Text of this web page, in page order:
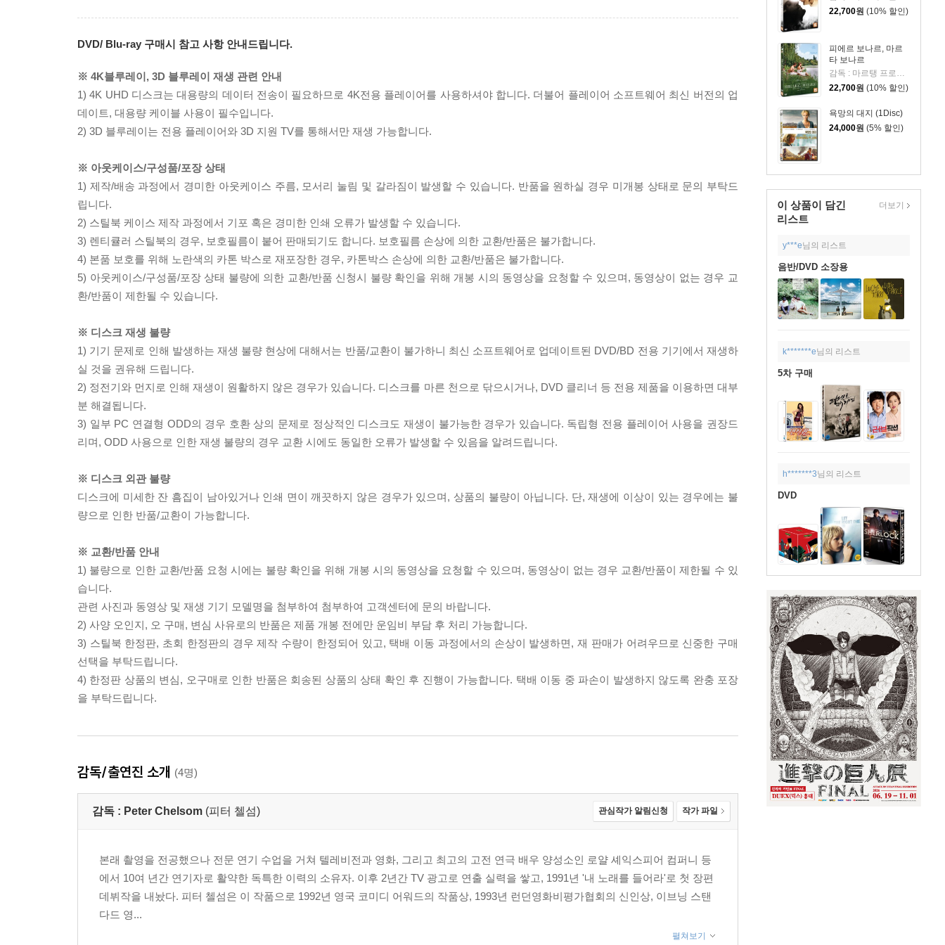
22,700원 (10% 할인)
피에르 보나르, 마르
타 보나르
감독 : 마르탱 프로보스트 출연 : 세실 드 프랑스, 빈센트 맥케인, 스테이시 마틴, 아누크 그랑베르
22,700원 (10% 할인)
욕망의 대지 (1Disc)
24,000원 (5% 할인)
이 상품이 담긴
리스트
더보기
y***e님의 리스트
음반/DVD 소장용
k*******e님의 리스트
5차 구매
h*******3님의 리스트
DVD
DVD/ Blu-ray 구매시 참고 사항 안내드립니다.
※ 4K블루레이, 3D 블루레이 재생 관련 안내
1) 4K UHD 디스크는 대용량의 데이터 전송이 필요하므로 4K전용 플레이어를 사용하셔야 합니다. 더불어 플레이어 소프트웨어 최신 버전의 업
데이트, 대용량 케이블 사용이 필수입니다.
2) 3D 블루레이는 전용 플레이어와 3D 지원 TV를 통해서만 재생 가능합니다.
※ 아웃케이스/구성품/포장 상태
1) 제작/배송 과정에서 경미한 아웃케이스 주름, 모서리 눌림 및 갈라짐이 발생할 수 있습니다. 반품을 원하실 경우 미개봉 상태로 문의 부탁드
립니다.
2) 스틸북 케이스 제작 과정에서 기포 혹은 경미한 인쇄 오류가 발생할 수 있습니다.
3) 렌티큘러 스틸북의 경우, 보호필름이 붙어 판매되기도 합니다. 보호필름 손상에 의한 교환/반품은 불가합니다.
4) 본품 보호를 위해 노란색의 카톤 박스로 재포장한 경우, 카톤박스 손상에 의한 교환/반품은 불가합니다.
5) 아웃케이스/구성품/포장 상태 불량에 의한 교환/반품 신청시 불량 확인을 위해 개봉 시의 동영상을 요청할 수 있으며, 동영상이 없는 경우 교
환/반품이 제한될 수 있습니다.
※ 디스크 재생 불량
1) 기기 문제로 인해 발생하는 재생 불량 현상에 대해서는 반품/교환이 불가하니 최신 소프트웨어로 업데이트된 DVD/BD 전용 기기에서 재생하
실 것을 권유해 드립니다.
2) 정전기와 먼지로 인해 재생이 원활하지 않은 경우가 있습니다. 디스크를 마른 천으로 닦으시거나, DVD 클리너 등 전용 제품을 이용하면 대부
분 해결됩니다.
3) 일부 PC 연결형 ODD의 경우 호환 상의 문제로 정상적인 디스크도 재생이 불가능한 경우가 있습니다. 독립형 전용 플레이어 사용을 권장드
리며, ODD 사용으로 인한 재생 불량의 경우 교환 시에도 동일한 오류가 발생할 수 있음을 알려드립니다.
※ 디스크 외관 불량
디스크에 미세한 잔 흠집이 남아있거나 인쇄 면이 깨끗하지 않은 경우가 있으며, 상품의 불량이 아닙니다. 단, 재생에 이상이 있는 경우에는 불
량으로 인한 반품/교환이 가능합니다.
※ 교환/반품 안내
1) 불량으로 인한 교환/반품 요청 시에는 불량 확인을 위해 개봉 시의 동영상을 요청할 수 있으며, 동영상이 없는 경우 교환/반품이 제한될 수 있
습니다.
관련 사진과 동영상 및 재생 기기 모델명을 첨부하여 첨부하여 고객센터에 문의 바랍니다.
2) 사양 오인지, 오 구매, 변심 사유로의 반품은 제품 개봉 전에만 운임비 부담 후 처리 가능합니다.
3) 스틸북 한정판, 초회 한정판의 경우 제작 수량이 한정되어 있고, 택배 이동 과정에서의 손상이 발생하면, 재 판매가 어려우므로 신중한 구매
선택을 부탁드립니다.
4) 한정판 상품의 변심, 오구매로 인한 반품은 회송된 상품의 상태 확인 후 진행이 가능합니다. 택배 이동 중 파손이 발생하지 않도록 완충 포장
을 부탁드립니다.
감독/출연진 소개 (4명)
감독 : Peter Chelsom (피터 첼섬) 관심작가 알림신청 작가 파일
본래 촬영을 전공했으나 전문 연기 수업을 거쳐 텔레비전과 영화, 그리고 최고의 고전 연극 배우 양성소인 로얄 셰익스피어 컴퍼니 등
에서 10여 년간 연기자로 활약한 독특한 이력의 소유자. 이후 2년간 TV 광고로 연출 실력을 쌓고, 1991년 '내 노래를 들어라'로 첫 장편
데뷔작을 내놨다. 피터 첼섬은 이 작품으로 1992년 영국 코미디 어워드의 작품상, 1993년 런던영화비평가협회의 신인상, 이브닝 스탠
다드 영...
펼쳐보기